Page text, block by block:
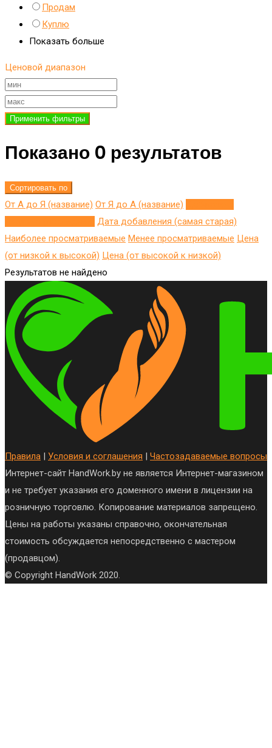
Продам
Куплю
Показать больше
Ценовой диапазон
Применить фильтры
Показано 0 результатов
Сортировать по
От А до Я (название) От Я до A (название)
Дата добавления (самая старая)
Наиболее просматриваемые Менее просматриваемые Цена
(от низкой к высокой) Цена (от высокой к низкой)
Результатов не найдено
Правила | Условия и соглашения | Частозадаваемые вопросы
Интернет-сайт HandWork.by не является Интернет-магазином
и не требует указания его доменного имени в лицензии на
розничную торговлю. Копирование материалов запрещено.
Цены на работы указаны справочно, окончательная
стоимость обсуждается непосредственно с мастером
(продавцом).
© Copyright HandWork 2020.